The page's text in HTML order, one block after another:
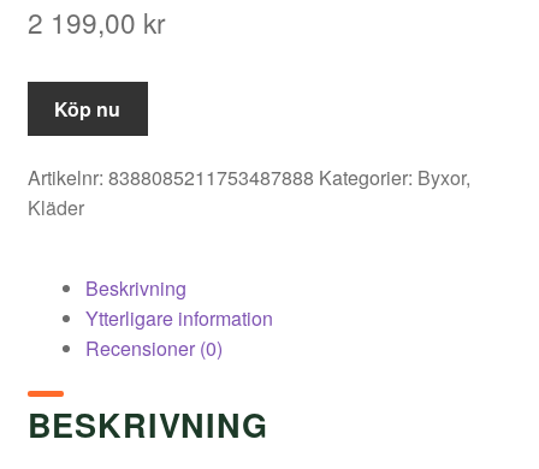
2 199,00 kr
Köp nu
Artikelnr: 8388085211753487888 Kategorier: Byxor,
Kläder
Beskrivning
Ytterligare information
Recensioner (0)
BESKRIVNING